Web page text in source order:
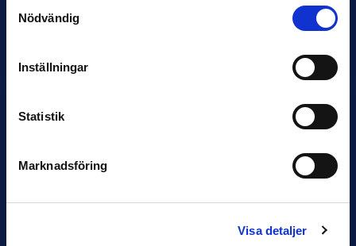
Nödvändig
Inställningar
Statistik
Marknadsföring
Visa detaljer
Favorit i repris för Sirius i maj
11 JUNI
Bosnien & Hercegovina Armin Gigovic — Helsingborgs IF